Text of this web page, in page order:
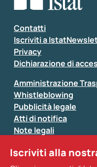
Inserisci il tuo
Contatti
Iscriviti a
Privacy
Dichiarazione di
Amministrazione
Whistleblowing
Pubblicità legale
Atti di notifica
Note legali
Sistan
Iscriviti alla